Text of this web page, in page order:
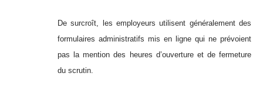
De surcroît, les employeurs utilisent généralement des
formulaires administratifs mis en ligne qui ne prévoient
pas la mention des heures d’ouverture et de fermeture
du scrutin.